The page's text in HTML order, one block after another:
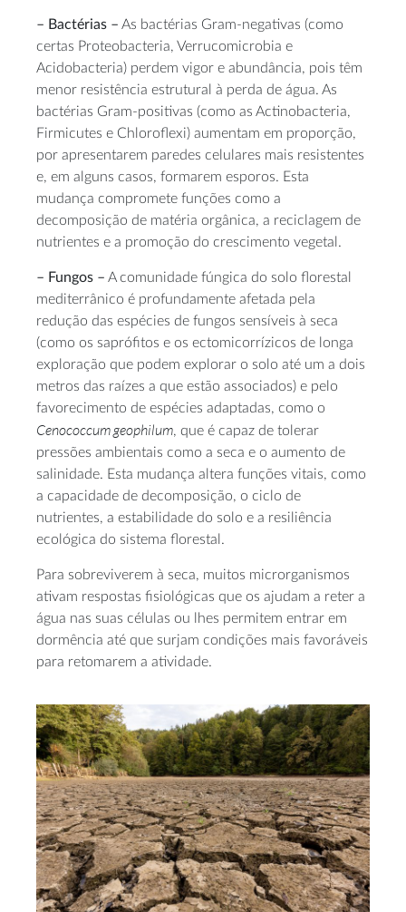
– Bactérias – As bactérias Gram-negativas (como
certas Proteobacteria, Verrucomicrobia e
Acidobacteria) perdem vigor e abundância, pois têm
menor resistência estrutural à perda de água. As
bactérias Gram-positivas (como as Actinobacteria,
Firmicutes e Chloroflexi) aumentam em proporção,
por apresentarem paredes celulares mais resistentes
e, em alguns casos, formarem esporos. Esta
mudança compromete funções como a
decomposição de matéria orgânica, a reciclagem de
nutrientes e a promoção do crescimento vegetal.
– Fungos – A comunidade fúngica do solo florestal
mediterrânico é profundamente afetada pela
redução das espécies de fungos sensíveis à seca
(como os saprófitos e os ectomicorrízicos de longa
exploração que podem explorar o solo até um a dois
metros das raízes a que estão associados) e pelo
favorecimento de espécies adaptadas, como o
Cenococcum geophilum, que é capaz de tolerar
pressões ambientais como a seca e o aumento de
salinidade. Esta mudança altera funções vitais, como
a capacidade de decomposição, o ciclo de
nutrientes, a estabilidade do solo e a resiliência
ecológica do sistema florestal.
Para sobreviverem à seca, muitos microrganismos
ativam respostas fisiológicas que os ajudam a reter a
água nas suas células ou lhes permitem entrar em
dormência até que surjam condições mais favoráveis
para retomarem a atividade.